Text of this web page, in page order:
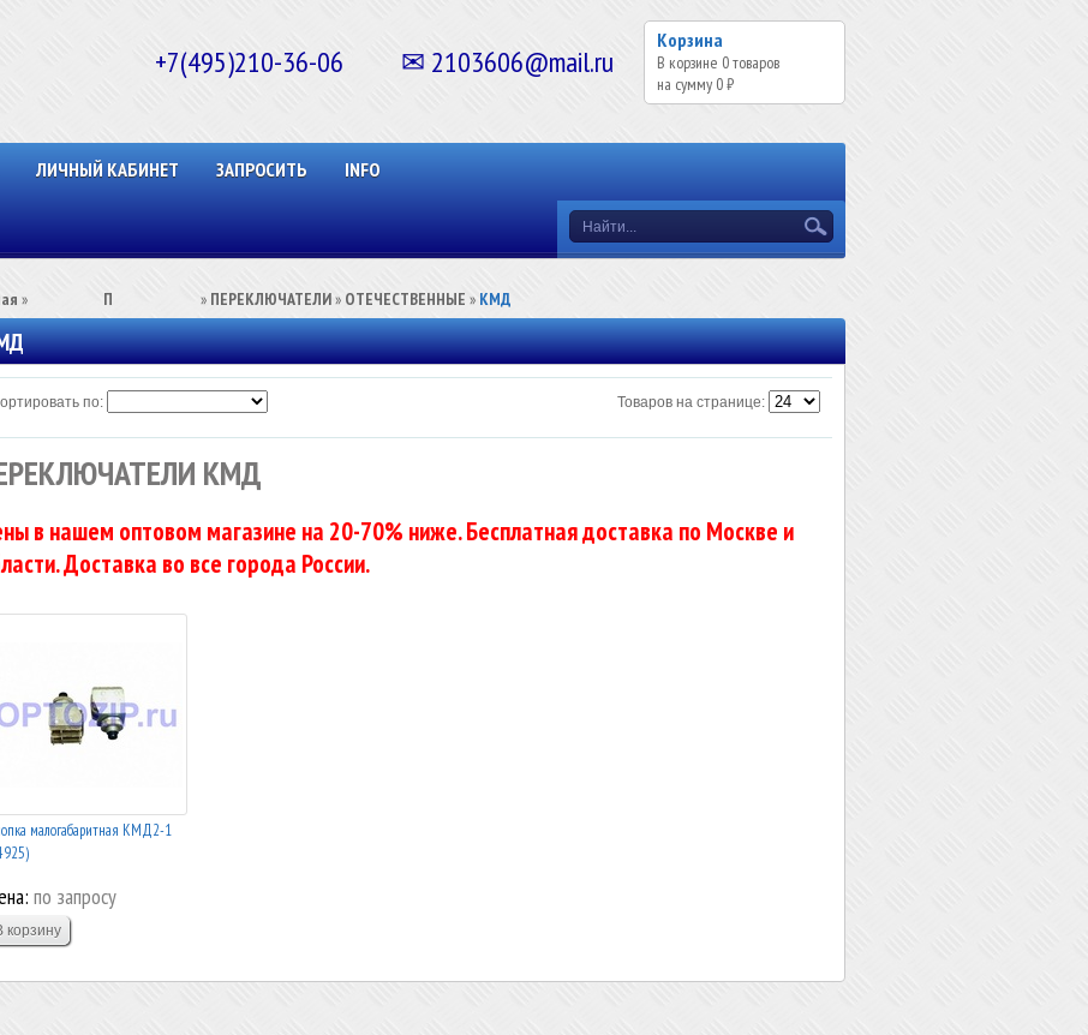
Корзина
В корзине 0товаров
на сумму 0 ₽
+7(495)210-36-06 ✉ 2103606@mail.ru
ЛИЧНЫЙ КАБИНЕТ ЗАПРОСИТЬ INFO
» ⠀⠀⠀⠀⠀⠀П⠀⠀⠀⠀⠀⠀⠀ » ПЕРЕКЛЮЧАТЕЛИ» ОТЕЧЕСТВЕННЫЕ » КМД
по: Товаров на странице:
КМД
в нашем оптовом магазине на 20-70% ниже. Бесплатная доставка по Москве и
Доставка во все города России.
малогабаритная КМД2-1
по запросу